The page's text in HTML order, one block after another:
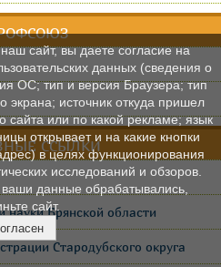
ССЫЛКИ
науки Брянской области
Стародубского округа
сайт, вы даете согласие на
данных (сведения о
ОС; тип и версия Браузера; тип
экрана; источник откуда пришел
сайта или по какой рекламе; язык
открывает и на какие кнопки
в целях функционирования
исследований и обзоров.
данные обрабатывались,
сайт.